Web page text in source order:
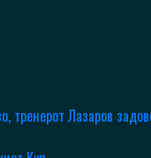
тренерот Лазаров